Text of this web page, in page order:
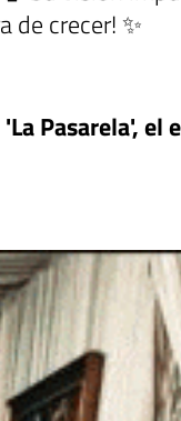
de crecer! ✨
Pasarela', el